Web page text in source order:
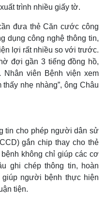
trình nhiều giấy tờ.
đưa thẻ Căn cước công
dụng công nghệ thông tin,
lợi rất nhiều so với trước.
đợi gần 3 tiếng đồng hồ,
Nhân viên Bệnh viện xem
nhẹ nhàng”, ông Châu
tin cho phép người dân sử
gắn chip thay cho thẻ
không chỉ giúp các cơ
ghi chép thông tin, hoàn
người bệnh thực hiện
tiện.